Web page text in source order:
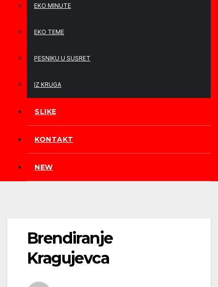
EKO MINUTE
EKO TEME
PESNIKU U SUSRET
IZ KRUGA
SLIKE
KONTAKT
NEW
Brendiranje
Kragujevca